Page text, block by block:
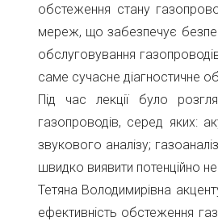
обстеження стану
мереж, що забезпечує
обслуговування
саме сучасне діагностичне
Під час лекції було
газопроводів, серед яких:
звукового аналізу;
швидко виявити потенційно
Тетяна Володимирівна
ефективність обстеження